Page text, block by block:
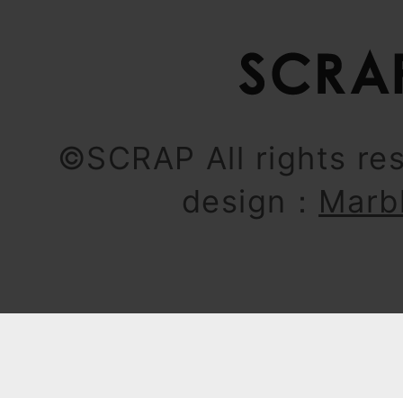
©SCRAP All rights
design：